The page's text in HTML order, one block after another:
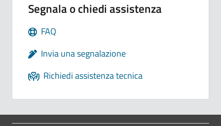
Segnala o chiedi assistenza
FAQ
Invia una segnalazione
Richiedi assistenza tecnica